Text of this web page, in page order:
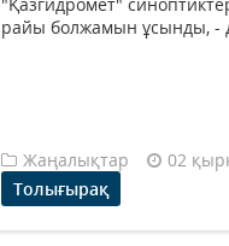
райы болжамын ұсынды, -
Жаңалықтар 02
Толығырақ